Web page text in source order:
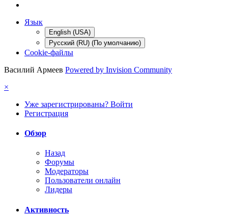
Язык
English (USA)
Русский (RU) (По умолчанию)
Cookie-файлы
Василий Армеев Powered by Invision Community
×
Уже зарегистрированы? Войти
Регистрация
Обзор
Назад
Форумы
Модераторы
Пользователи онлайн
Лидеры
Активность